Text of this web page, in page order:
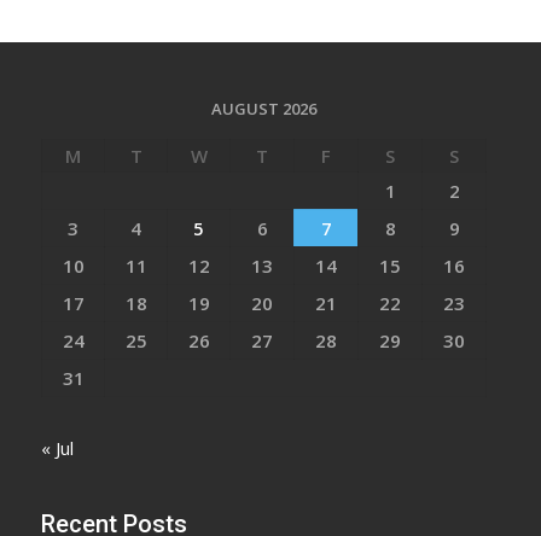
AUGUST 2026
M T W T F S
S
1
2
3
4 5 6 7 8
9
10
11 12 13 14 15
16
17
18 19 20 21 22
23
24
25 26 27 28 29
30
31
« Jul
Recent Posts